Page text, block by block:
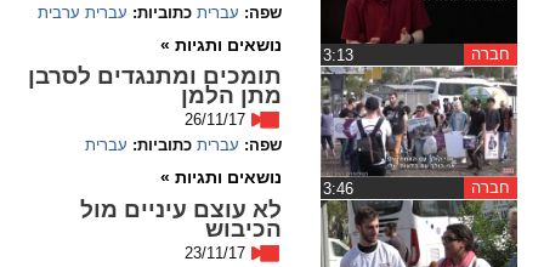
חברה
שפה: עברית כתוביות: עברית ערבית
נושאים ותגיות »
חברה
תומכים ומתנגדים לסרבן
מתן הלמן
26/11/17
שפה: עברית כתוביות: עברית
נושאים ותגיות »
לא עוצם עיניים מול
הכיבוש
23/11/17